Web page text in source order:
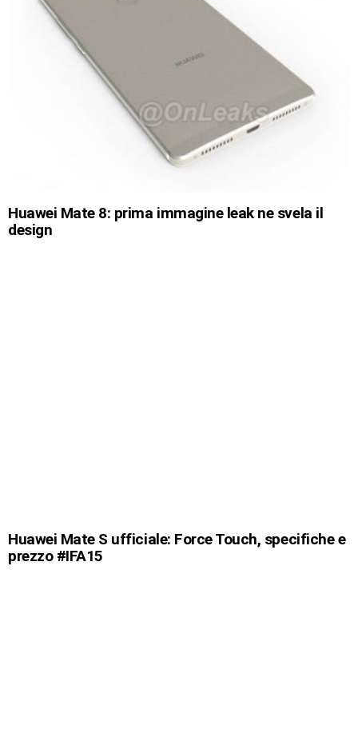
Huawei Mate 8: prima immagine leak ne svela il
design
Huawei Mate S ufficiale: Force Touch, specifiche e
prezzo #IFA15